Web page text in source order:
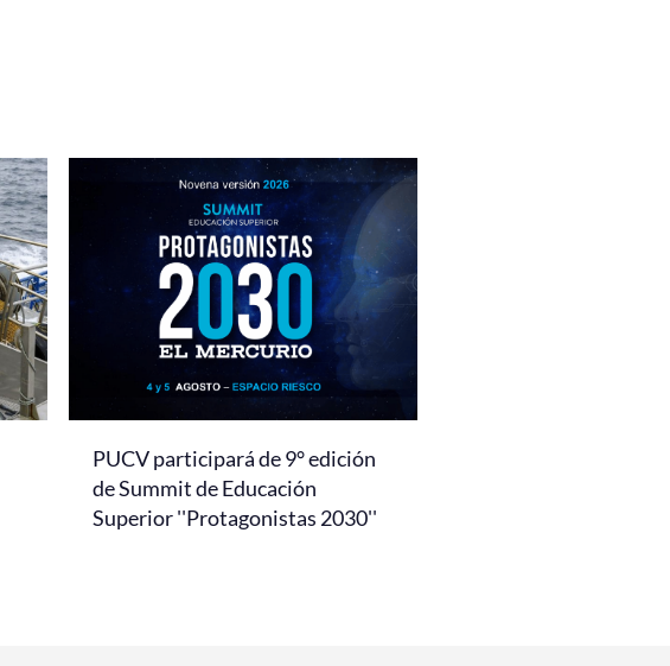
PUCV participará de 9° edición
de Summit de Educación
Superior ''Protagonistas 2030''